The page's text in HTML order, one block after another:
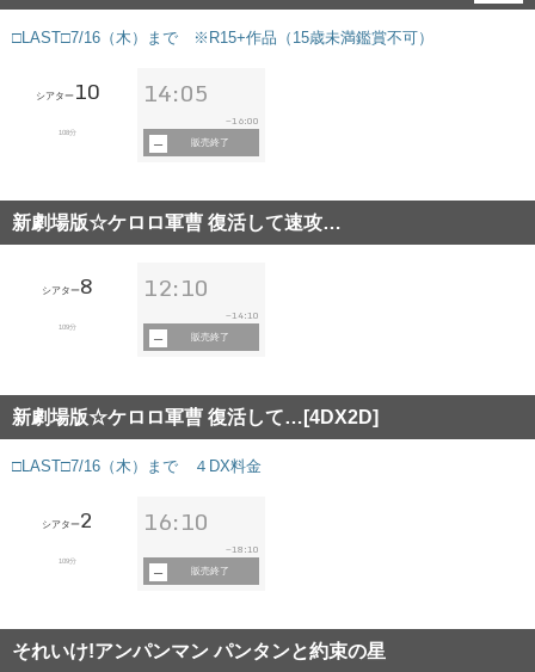
□LAST□7/16（木）まで ※R15+作品（15歳未満鑑賞不可）
シアター10
108分
14:05
~16:00
販売終了
新劇場版☆ケロロ軍曹 復活して速攻…
シアター8
109分
12:10
~ 14:10
販売終了
新劇場版☆ケロロ軍曹 復活して…[4DX2D]
□LAST□7/16（木）まで ４DX料金
シアター2
109分
16:10
~18:10
販売終了
それいけ!アンパンマン パンタンと約束の星